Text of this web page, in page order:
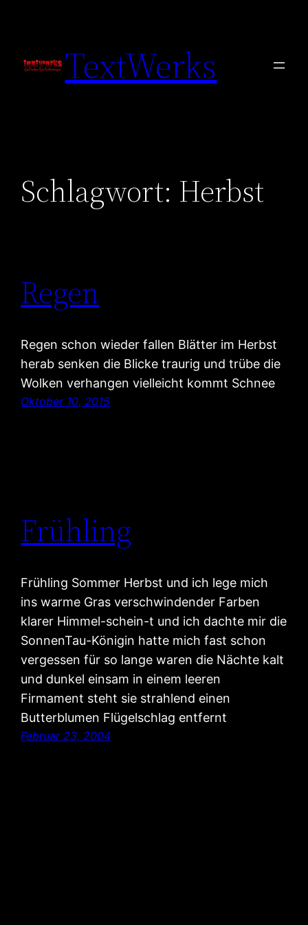
TextWerks
Schlagwort: Herbst
Regen
Regen schon wieder fallen Blätter im Herbst
herab senken die Blicke traurig und trübe die
Wolken verhangen vielleicht kommt Schnee
Oktober 10, 2015
Frühling
Frühling Sommer Herbst und ich lege mich
ins warme Gras verschwindender Farben
klarer Himmel-schein-t und ich dachte mir die
SonnenTau-Königin hatte mich fast schon
vergessen für so lange waren die Nächte kalt
und dunkel einsam in einem leeren
Firmament steht sie strahlend einen
Butterblumen Flügelschlag entfernt
Februar 23, 2004